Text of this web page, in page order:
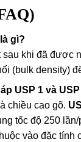
gì?
sau khi đã được
(bulk density)
USP 1 và USP
chiều cao gõ.
tốc độ 250
vào đặc tính